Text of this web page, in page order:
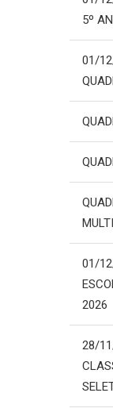
5º
01/
01/
2026
28/